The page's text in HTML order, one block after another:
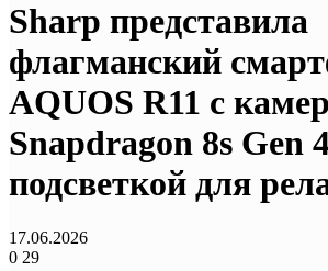
Sharp представила
флагманский
AQUOS R11 с
Snapdragon 8s Gen
подсветкой для
17.06.2026
0 29